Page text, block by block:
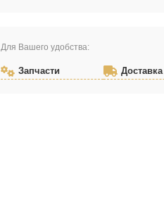
Для Вашего удобства:
Запчасти Доставка